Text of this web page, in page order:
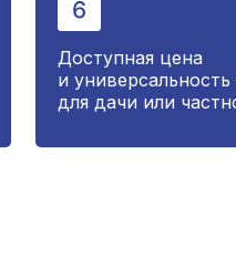
Доступная цена
и
для дачи или